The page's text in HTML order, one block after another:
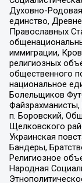
Духовно-
единство,
Православных
иммиграции,
религиозных
общественного
национальное
Болельщиков
Файзрахманисты,
п. Боровский,
Щелковского
Украинская
Бандеры,
Религиозное
Народная